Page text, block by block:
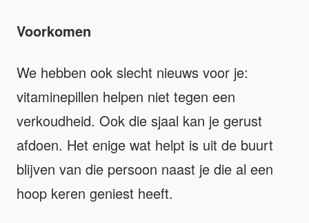
Voorkomen
We hebben ook slecht nieuws voor je:
vitaminepillen helpen niet tegen een
verkoudheid. Ook die sjaal kan je gerust
afdoen. Het enige wat helpt is uit de buurt
blijven van die persoon naast je die al een
hoop keren geniest heeft.